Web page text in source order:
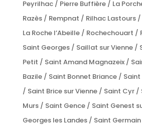
Peyrilhac / Pierre Buffière / La
Razès / Rempnat / Rilhac Lastours
La Roche l’Abeille / Rochechouart /
Saint Georges / Saillat sur Vienne /
Petit / Saint Amand Magnazeix /
Bazile / Saint Bonnet Briance /
/ Saint Brice sur Vienne / Saint Cyr /
Murs / Saint Gence / Saint Genest
Georges les Landes / Saint